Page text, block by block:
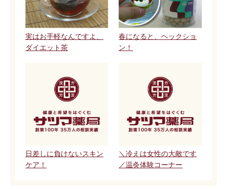
実はお手軽なんですよ、
ダイエット茶
春になると、ヘックショ
ン！
日差しに負けないスキン
ケア！
＼冷えは女性の大敵です
／温灸体験コーナー